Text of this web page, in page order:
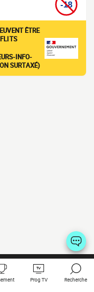
ÊTRE
INFO-
SURTAXÉ)
Prog TV Recherche